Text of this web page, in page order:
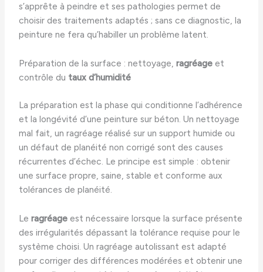
s’apprête à peindre et ses pathologies permet de
choisir des traitements adaptés ; sans ce diagnostic, la
peinture ne fera qu’habiller un problème latent.
Préparation de la surface : nettoyage,ragréage et
contrôle du taux d’humidité
La préparation est la phase qui conditionne l’adhérence
et la longévité d’une peinture sur béton. Un nettoyage
mal fait, un ragréage réalisé sur un support humide ou
un défaut de planéité non corrigé sont des causes
récurrentes d’échec. Le principe est simple : obtenir
une surface propre, saine, stable et conforme aux
tolérances de planéité.
Leragréage est nécessaire lorsque la surface présente
des irrégularités dépassant la tolérance requise pour le
système choisi. Un ragréage autolissant est adapté
pour corriger des différences modérées et obtenir une